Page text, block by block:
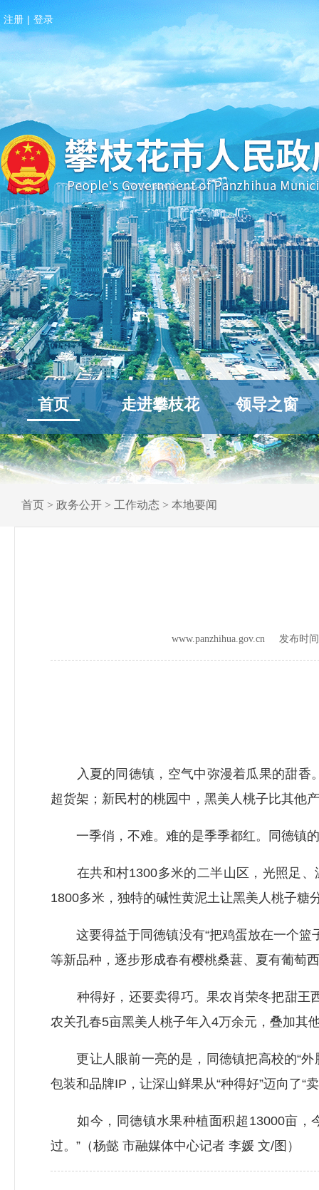
注册 | 登录
首页 走进攀枝花 领导之窗
首页 > 政务公开 > 工作动态 > 本地要闻
www.panzhihua.gov.cn 发布时
入夏的同德镇，空气中弥漫着瓜果的甜香
超货架；新民村的桃园中，黑美人桃子比其他
一季俏，不难。难的是季季都红。同德镇的
在共和村1300多米的二半山区，光照足、
1800多米，独特的碱性黄泥土让黑美人桃子糖
这要得益于同德镇没有“把鸡蛋放在一个篮
等新品种，逐步形成春有樱桃桑葚、夏有葡萄
种得好，还要卖得巧。果农肖荣冬把甜王西
农关孔春5亩黑美人桃子年入4万余元，叠加其
更让人眼前一亮的是，同德镇把高校的“外
包装和品牌IP，让深山鲜果从“种得好”迈向了“
如今，同德镇水果种植面积超13000亩，
过。”（杨懿 市融媒体中心记者 李媛 文/图）